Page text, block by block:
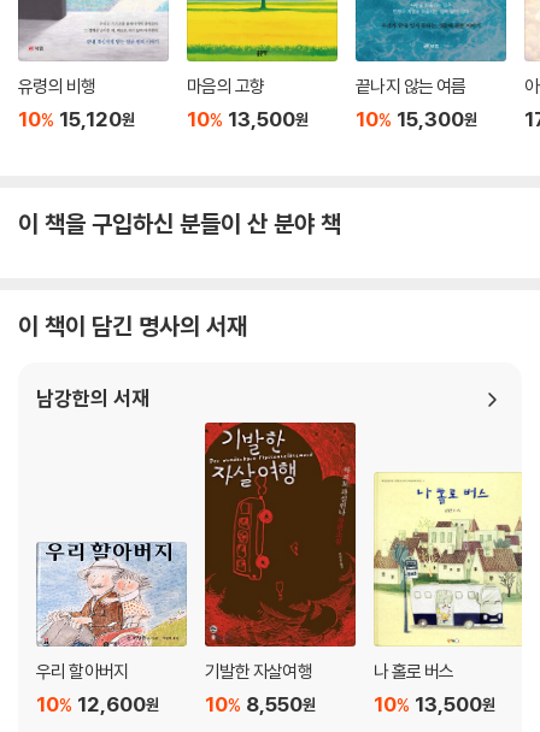
유령의 비행
10% 15,120원
마음의 고향
10% 13,500원
끝나지 않는 여름
10% 15,300원
이 책을 구입하신 분들이 산 분야 책
이 책이 담긴 명사의 서재
남강한의 서재
우리 할아버지
10% 12,600원
기발한 자살여행
10% 8,550원
나 홀로 버스
10% 13,500원